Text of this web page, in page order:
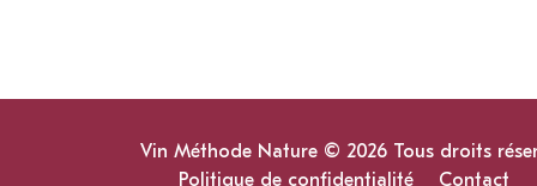
Vin Méthode Nature © 2026 Tous droits
Politique de confidentialité
Contact